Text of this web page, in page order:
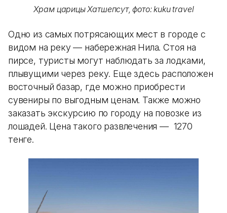
Храм царицы Хатшепсут, фото: kuku travel
Одно из самых потрясающих мест в городе с
видом на реку — набережная Нила. Стоя на
пирсе, туристы могут наблюдать за лодками,
плывущими через реку. Еще здесь расположен
восточный базар, где можно приобрести
сувениры по выгодным ценам. Также можно
заказать экскурсию по городу на повозке из
лошадей. Цена такого развлечения — 1270
тенге.